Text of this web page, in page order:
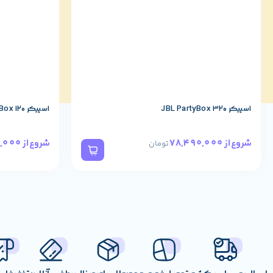
اسپیکر JBL PartyBox 320
شروع از78,490,000 تومان
اسپیکر JBL PartyBox 120
شروع از57,190,000